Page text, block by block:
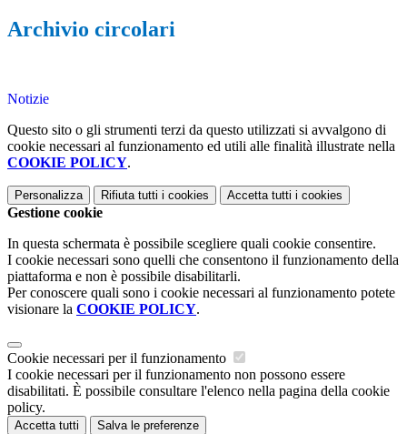
Archivio circolari
Notizie
Questo sito o gli strumenti terzi da questo utilizzati si avvalgono di
cookie necessari al funzionamento ed utili alle finalità illustrate nella
COOKIE POLICY.
Personalizza Rifiuta tutti i cookies Accetta tutti i cookies
Gestione cookie
In questa schermata è possibile scegliere quali cookie consentire.
I cookie necessari sono quelli che consentono il funzionamento della
piattaforma e non è possibile disabilitarli.
Per conoscere quali sono i cookie necessari al funzionamento potete
visionare la COOKIE POLICY.
Cookie necessari per il funzionamento
I cookie necessari per il funzionamento non possono essere
disabilitati. È possibile consultare l'elenco nella pagina della cookie
policy.
Accetta tutti Salva le preferenze